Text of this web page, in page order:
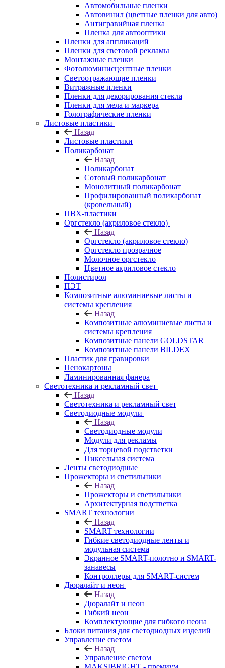
Автомобильные пленки
Автовинил (цветные пленки для авто)
Антигравийная пленка
Пленка для автооптики
Пленки для аппликаций
Пленки для световой рекламы
Монтажные пленки
Фотолюминисцентные пленки
Светоотражающие пленки
Витражные пленки
Пленки для декорирования стекла
Пленки для мела и маркера
Голографические пленки
Листовые пластики
Назад
Листовые пластики
Поликарбонат
Назад
Поликарбонат
Сотовый поликарбонат
Монолитный поликарбонат
Профилированный поликарбонат
(кровельный)
ПВХ-пластики
Оргстекло (акриловое стекло)
Назад
Оргстекло (акриловое стекло)
Оргстекло прозрачное
Молочное оргстекло
Цветное акриловое стекло
Полистирол
ПЭТ
Композитные алюминиевые листы и
системы крепления
Назад
Композитные алюминиевые листы и
системы крепления
Композитные панели GOLDSTAR
Композитные панели BILDEX
Пластик для гравировки
Пенокартоны
Ламинированная фанера
Светотехника и рекламный свет
Назад
Светотехника и рекламный свет
Светодиодные модули
Назад
Светодиодные модули
Модули для рекламы
Для торцевой подстветки
Пиксельная система
Ленты светодиодные
Прожекторы и светильники
Назад
Прожекторы и светильники
Архитектурная подстветка
SMART технологии
Назад
SMART технологии
Гибкие светодиодные ленты и
модульная система
Экранное SMART-полотно и SMART-
занавесы
Контроллеры для SMART-систем
Дюралайт и неон
Назад
Дюралайт и неон
Гибкий неон
Комплектующие для гибкого неона
Блоки питания для светодиодных изделий
Управление светом
Назад
Управление светом